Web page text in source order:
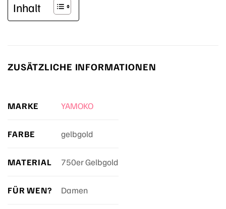
Inhalt
ZUSÄTZLICHE INFORMATIONEN
MARKE YAMOKO
FARBE gelbgold
MATERIAL 750er Gelbgold
FÜR WEN? Damen